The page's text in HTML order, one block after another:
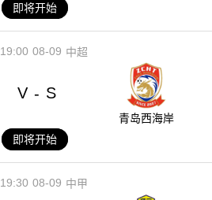
即将开始
08-09
19:00 中超
V - S
青岛西海岸
即将开始
08-09
19:30 中甲